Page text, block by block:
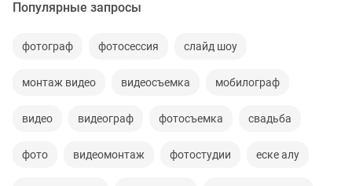
Популярные запросы
фотограф фотосессия слайд шоу
монтаж видео видеосъемка мобилограф
видео видеограф фотосъемка свадьба
фото видеомонтаж фотостудии еске алу